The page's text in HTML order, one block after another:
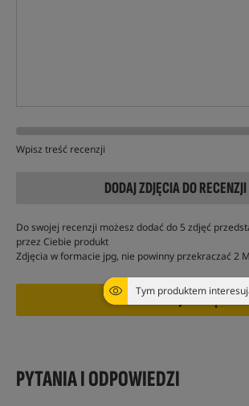
Tym produktem
Wpisz treść recenzji
DODAJ ZDJĘCIA DO
Do swojej recenzji możesz dodać do 5 zdjęć
przez Ciebie produkt
Zdjęcia w formacie jpg, nie powinny przekraczać 2
PYTANIA I ODPOWIEDZI